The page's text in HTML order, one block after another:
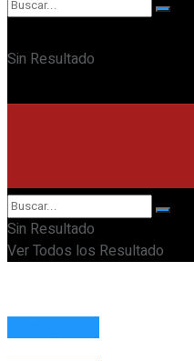
Sin Resultado
Sin Resultado
Ver Todos los Resultado